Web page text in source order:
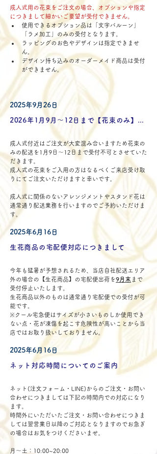
成人式用の花束をご注文の場合、オプションや指定
につきまして細かいご要望が受付できません。
使用できるオプション品は「文字バルーン」
「ラメ加工」のみの受付となります。
ラッピングのお色やデザインは指定できませ
ん。
​デザイン持ち込みのオーダーメイド商品は受付
ができません。
2025年9月26日
2026年1月9月〜12日まで【花束のみ】の配送受付不可となります。
成人式付近はご注文が大変混み合いますため花束の
みの配送を1月9日〜12日まで受付不可とさせていた
だきます。
成人式の花束をご入用の方はなるべくご来店受け取
りにてご注文いただけますと幸いです。
成人式に関係のないアレンジメントやスタンド花は
通常通り配送業務を行いますのでご予約いただけま
す。
2025年6月16日
生花商品の宅配便対応につきまして
今年も猛暑が予想されるため、当店自社配送エリア
外の場合の【生花商品】の宅配便出荷を9月末 まで
受付停止いたします。
生花商品以外のものは通常通り宅配便での受付が可
能です。
※クール宅急便はサイズが小さいものしか使用でき
ない点・花が凍傷を起こす危険性が高いことから当
店ではお取り扱いしておりません。
2025年6月16日
ネット対応時間についてのご案内
ネット(注文フォーム・LINE)からのご注文・お問い
合わせにつきましては下記の時間内での対応になり
ます。
時間外にいただいたご注文・お問い合わせにつきま
しては翌営業日以降のご対応となりますのでお急ぎ
の場合はお気をつけくださいませ。
月〜土：10:00~20:00